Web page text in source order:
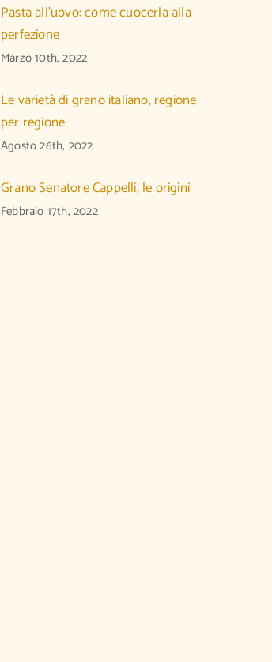
Pasta all’uovo: come cuocerla alla
perfezione
Marzo 10th, 2022
Le varietà di grano italiano, regione
per regione
Agosto 26th, 2022
Grano Senatore Cappelli, le origini
Febbraio 17th, 2022